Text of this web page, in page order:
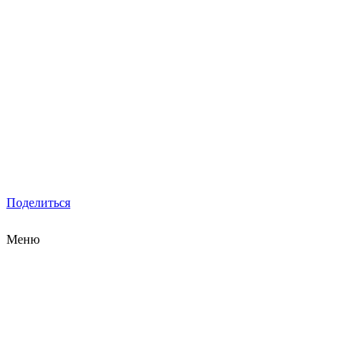
Поделиться
Меню